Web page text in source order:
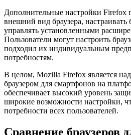
Дополнительные настройки Firefox
внешний вид браузера,
управлять установленными
Пользователи могут настроить
подходил их индивидуальным
потребностям.
В целом, Mozilla Firefox является
браузером для смартфонов на
обеспечивает высокий уровень
широкие возможности настройки,
потребности всех пользователей.
Сравнение браузеров